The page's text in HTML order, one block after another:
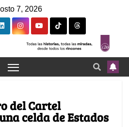
7, 2026
del Cartel
celda de Estados